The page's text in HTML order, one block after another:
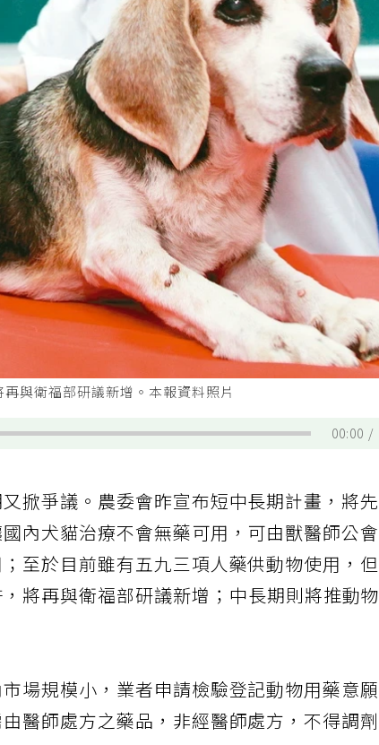
與衛福部研議新增。本報資料照片
00:00
掀爭議。農委會昨宣布短中長期計畫，將先
內犬貓治療不會無藥可用，可由獸醫師公會
至於目前雖有五九三項人藥供動物使用，但
將再與衛福部研議新增；中長期則將推動物
場規模小，業者申請檢驗登記動物用藥意願
醫師處方之藥品，非經醫師處方，不得調劑